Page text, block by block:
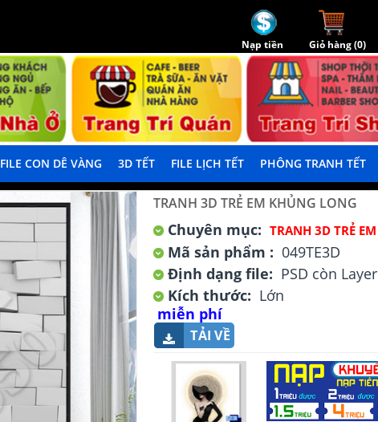
Nạp tiền Giỏ hàng (0)
FILE CON DÊ VÀNG 3D TẾT FILE LỊCH TẾT PHÔNG TRANH TẾT
TRANH 3D TRẺ EM KHỦNG LONG
Chuyên mục: TRANH 3D TRẺ EM
Mã sản phẩm : 049TE3D
Định dạng file: PSD còn Layer
Kích thước: Lớn
miễn phí
TẢI VỀ